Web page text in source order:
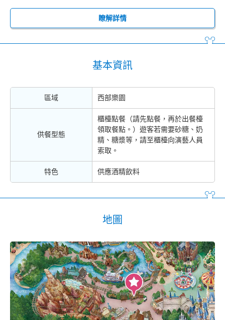
瞭解詳情
基本資訊
區域 西部樂園
供餐型態
櫃檯點餐（請先點餐，再於出餐檯
領取餐點。）遊客若需要砂糖、奶
精、糖漿等，請至櫃檯向演藝人員
索取。
特色 供應酒精飲料
地圖